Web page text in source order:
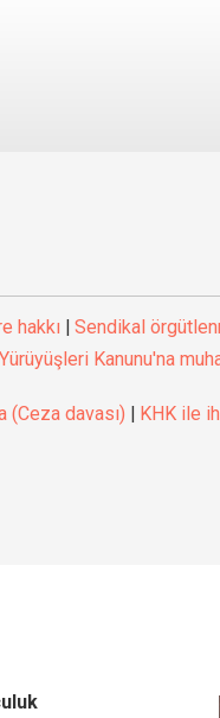
hakkı | Sendikal
Kanunu'na
(Ceza davası) | KHK ile